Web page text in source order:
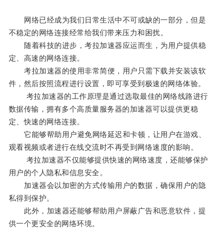
网络已经成为我们日常生活中不可或缺的一部分，但是
不稳定的网络连接经常给我们带来压力和困扰。
随着科技的进步，考拉加速器应运而生，为用户提供稳
定、高速的网络连接。
考拉加速器的使用非常简便，用户只需下载并安装该软
件，然后按照流程进行设置，即可享受到极速的网络体验。
考拉加速器的工作原理是通过选取最佳的网络线路进行
数据传输，拥有多个高质量服务器的加速器可以提供更稳
定、快速的网络连接。
它能够帮助用户避免网络延迟和卡顿，让用户在游戏、
观看视频或者进行在线交流时不再受到网络速度的影响。
考拉加速器不仅能够提供快速的网络速度，还能够保护
用户的个人隐私和信息安全。
加速器会以加密的方式传输用户的数据，确保用户的隐
私得到保护。
此外，加速器还能够帮助用户屏蔽广告和恶意软件，提
供一个更安全的网络环境。